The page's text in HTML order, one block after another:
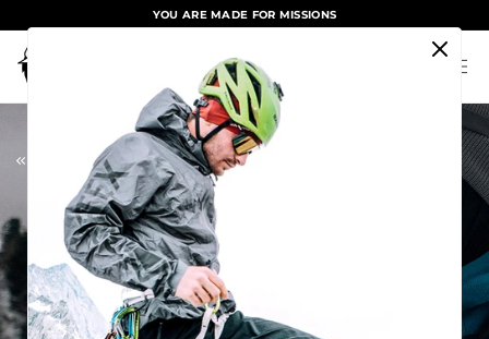
YOU ARE MADE FOR MISSIONS
Blackyak/Blog